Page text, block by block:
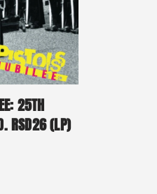
25TH
RSD26 (LP)